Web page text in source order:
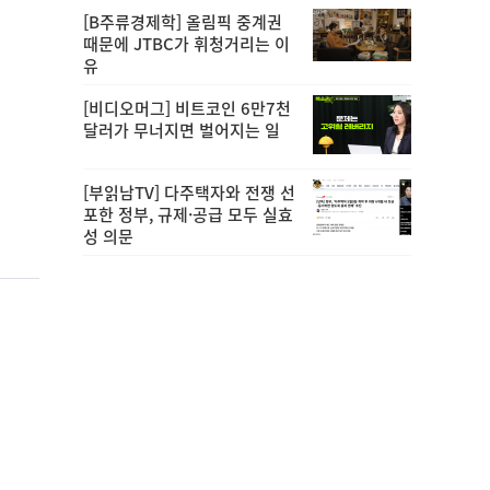
[B주류경제학] 올림픽 중계권
때문에 JTBC가 휘청거리는 이
유
[비디오머그] 비트코인 6만7천
달러가 무너지면 벌어지는 일
[부읽남TV] 다주택자와 전쟁 선
포한 정부, 규제·공급 모두 실효
성 의문